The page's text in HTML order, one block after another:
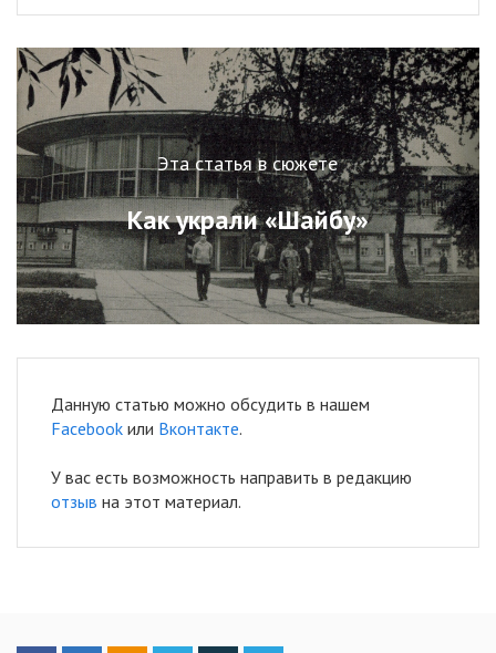
Эта статья в сюжете
Как украли «Шайбу»
Данную статью можно обсудить в нашем
Facebook или Вконтакте.
У вас есть возможность направить в редакцию
отзыв на этот материал.